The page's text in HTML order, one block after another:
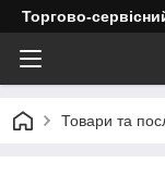
Торгово-
Товари та